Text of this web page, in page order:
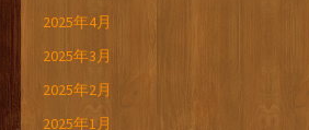
2025年4月
2025年3月
2025年2月
2025年1月